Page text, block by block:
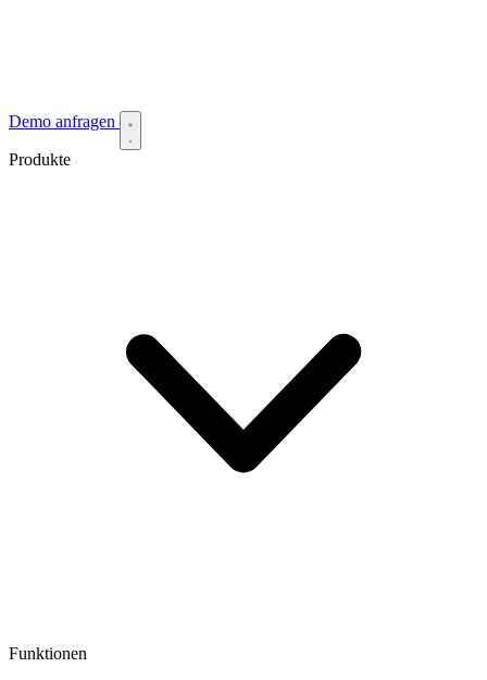
Demo anfragen
Produkte
Funktionen